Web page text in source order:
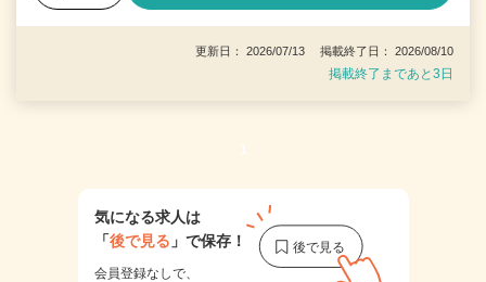
更新日： 2026/07/13 掲載終了日： 2026/08/10
掲載終了まであと3日
1
気になる求人は
「後で見る 」で保存！
会員登録なしで、